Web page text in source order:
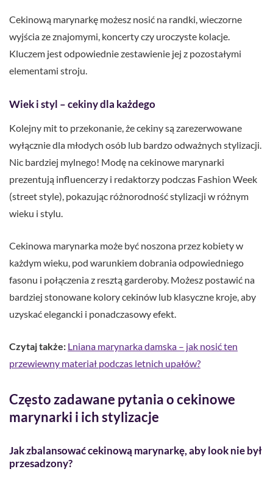
Cekinową marynarkę możesz nosić na randki, wieczorne
wyjścia ze znajomymi, koncerty czy uroczyste kolacje.
Kluczem jest odpowiednie zestawienie jej z pozostałymi
elementami stroju.
Wiek i styl – cekiny dla każdego
Kolejny mit to przekonanie, że cekiny są zarezerwowane
wyłącznie dla młodych osób lub bardzo odważnych stylizacji.
Nic bardziej mylnego! Modę na cekinowe marynarki
prezentują influencerzy i redaktorzy podczas Fashion Week
(street style), pokazując różnorodność stylizacji w różnym
wieku i stylu.
Cekinowa marynarka może być noszona przez kobiety w
każdym wieku, pod warunkiem dobrania odpowiedniego
fasonu i połączenia z resztą garderoby. Możesz postawić na
bardziej stonowane kolory cekinów lub klasyczne kroje, aby
uzyskać elegancki i ponadczasowy efekt.
Czytaj także: Lniana marynarka damska – jak nosić ten
przewiewny materiał podczas letnich upałów?
Często zadawane pytania o cekinowe
marynarki i ich stylizacje
Jak zbalansować cekinową marynarkę, aby look nie był
przesadzony?